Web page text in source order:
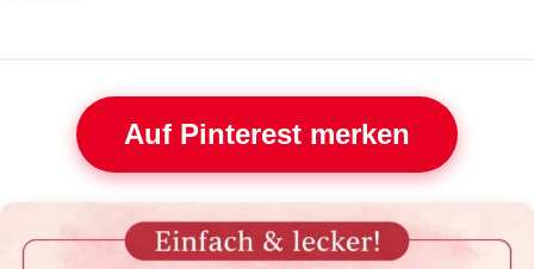
Auf Pinterest merken